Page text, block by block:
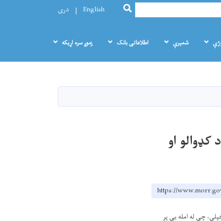
SEARCH
English دری
شمېرې اطلاعاتی بانک زموږ سره اړيکه
او
https://
چې له امله یې پر